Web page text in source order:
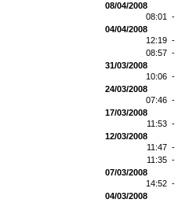
08/04/2008
08:01 -
04/04/2008
12:19 -
08:57 -
31/03/2008
10:06 -
24/03/2008
07:46 -
17/03/2008
11:53 -
12/03/2008
11:47 -
11:35 -
07/03/2008
14:52 -
04/03/2008